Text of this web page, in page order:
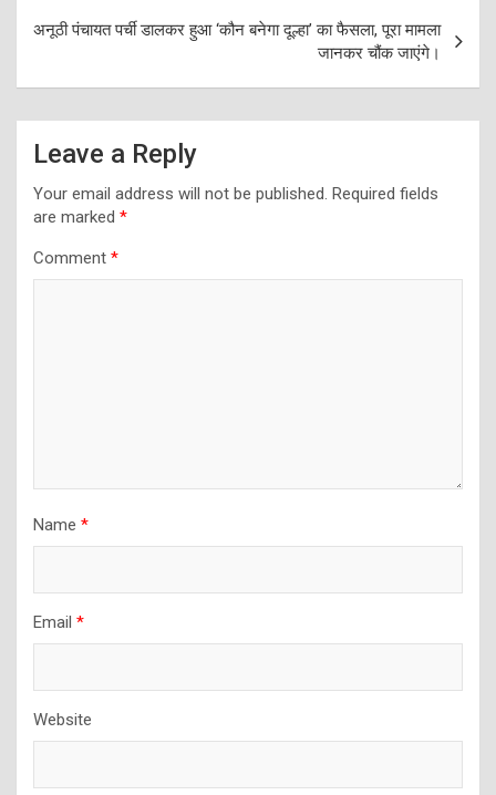
अनूठी पंचायत पर्ची डालकर हुआ ‘कौन बनेगा दूल्हा’ का फैसला, पूरा मामला
जानकर चौंक जाएंगे।
Leave a Reply
Your email address will not be published. Required fields
are marked *
Comment *
Name *
Email *
Website